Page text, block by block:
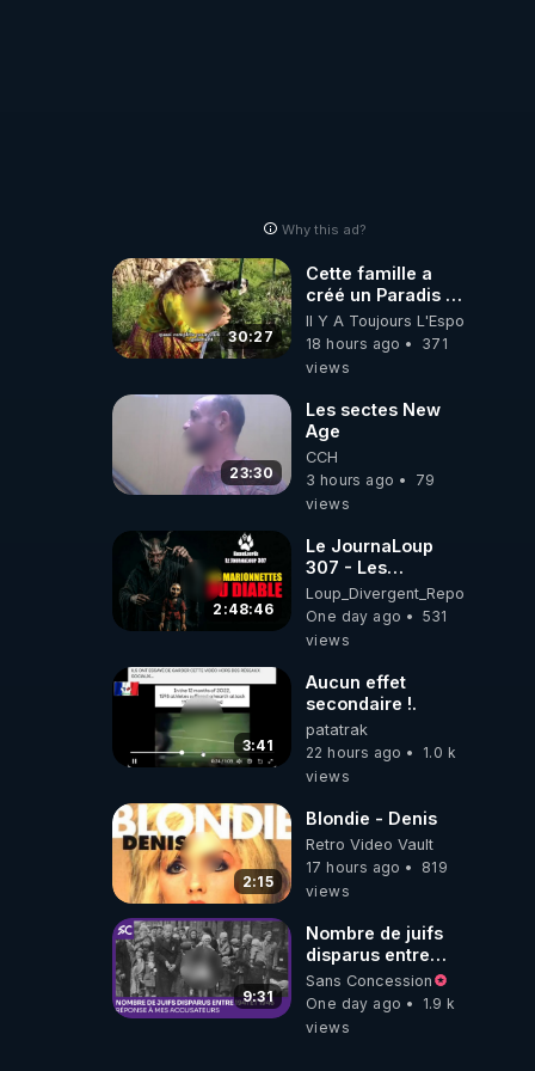
Why this ad?
30:27
Cette famille a
créé un Paradis !
Permaculture &
Autonomie
Il Y A Toujours L'Espoir
18 hours ago
371
views
23:30
Les sectes New
Age
CCH
3 hours ago
79
views
2:48:46
Le JournaLoup
307 - Les
Marionnettes du
Diable - Loup
Divergent
Loup_Divergent_Reposts
One day ago
531
views
3:41
Aucun effet
secondaire !.
patatrak
22 hours ago
1.0 k
views
2:15
Blondie - Denis
Retro Video Vault
17 hours ago
819
views
9:31
Nombre de juifs
disparus entre
1941 et 1945
(Réponse à mes
accusateurs)
Sans Concession
One day ago
1.9 k
views